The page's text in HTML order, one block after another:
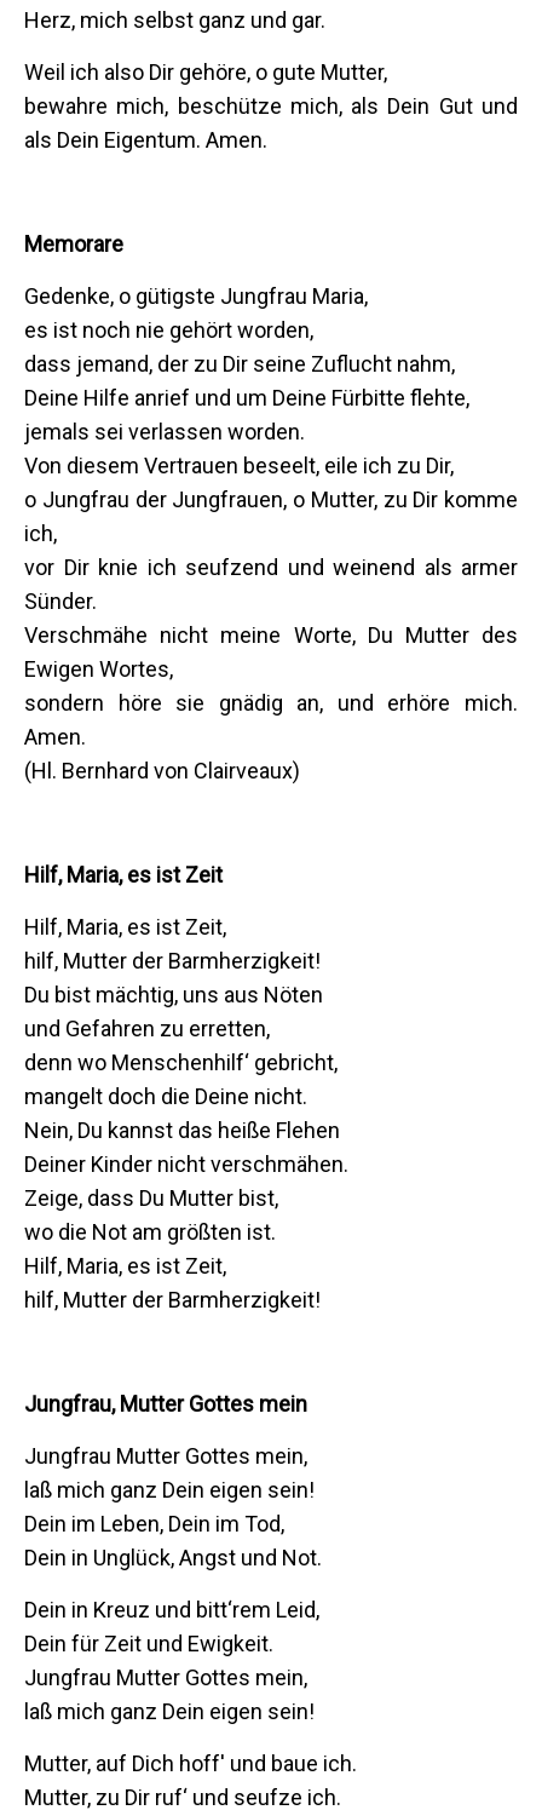
Herz, mich selbst ganz und gar.
Weil ich also Dir gehöre, o gute Mutter,
bewahre mich, beschütze mich, als Dein Gut und
als Dein Eigentum. Amen.
Memorare
Gedenke, o gütigste Jungfrau Maria,
es ist noch nie gehört worden,
dass jemand, der zu Dir seine Zuflucht nahm,
Deine Hilfe anrief und um Deine Fürbitte flehte,
jemals sei verlassen worden.
Von diesem Vertrauen beseelt, eile ich zu Dir,
o Jungfrau der Jungfrauen, o Mutter, zu Dir komme
ich,
vor Dir knie ich seufzend und weinend als armer
Sünder.
Verschmähe nicht meine Worte, Du Mutter des
Ewigen Wortes,
sondern höre sie gnädig an, und erhöre mich.
Amen.
(Hl. Bernhard von Clairveaux)
Hilf, Maria, es ist Zeit
Hilf, Maria, es ist Zeit,
hilf, Mutter der Barmherzigkeit!
Du bist mächtig, uns aus Nöten
und Gefahren zu erretten,
denn wo Menschenhilf‘ gebricht,
mangelt doch die Deine nicht.
Nein, Du kannst das heiße Flehen
Deiner Kinder nicht verschmähen.
Zeige, dass Du Mutter bist,
wo die Not am größten ist.
Hilf, Maria, es ist Zeit,
hilf, Mutter der Barmherzigkeit!
Jungfrau, Mutter Gottes mein
Jungfrau Mutter Gottes mein,
laß mich ganz Dein eigen sein!
Dein im Leben, Dein im Tod,
Dein in Unglück, Angst und Not.
Dein in Kreuz und bitt‘rem Leid,
Dein für Zeit und Ewigkeit.
Jungfrau Mutter Gottes mein,
laß mich ganz Dein eigen sein!
Mutter, auf Dich hoff' und baue ich.
Mutter, zu Dir ruf‘ und seufze ich.